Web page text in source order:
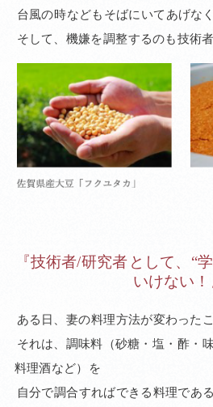
台風の時なども そばに いて あげな
そして、 機嫌を調整するのも 技術
『技術者/研究者 として、 “
いけない！
ある日、 妻の料理方法が変わった
それは、 調味料 （砂糖・ 塩・ 酢・
料理酒など）
を
自分で調合すればできる 料理である